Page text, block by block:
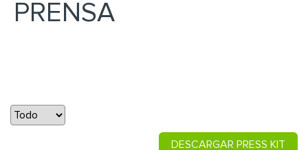
PRENSA
DESCARGAR PRESS KIT